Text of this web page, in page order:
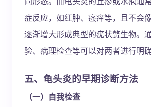
症反应，如红肿、瘙痒等，且不会
逐渐增大形成典型的疣状赘生物。
验、病理检查等可以对两者进行明确
五、龟头炎的早期诊断方法
（一）自我检查